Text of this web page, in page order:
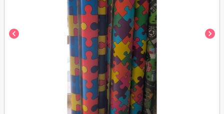
chevron_left chevron_right